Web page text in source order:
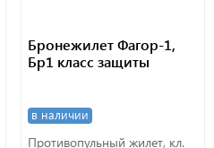
Бронежилет Фагор-1,
Бр1 класс защиты
в наличии
Противопульный жилет, кл.